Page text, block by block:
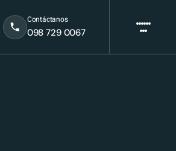
098 729 0067
Contáctanos